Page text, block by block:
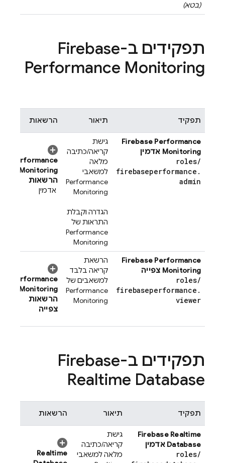
(בטא)
תפקידים ב-Firebase
Performance Monitoring
תפקיד תיאור הרשאות
Firebase Performance
Monitoring אדמין
roles/
firebaseperformance .
admin
גישת
קריאה/כתיבה
מלאה
למשאבי
Performance
Monitoring
הגדרה וקבלת
התראות של
Performance
Monitoring
Performance
Monitoring
הרשאות
אדמין
Firebase Performance
Monitoring צפייה
roles/
firebaseperformance .
viewer
הרשאת
קריאה בלבד
למשאבים של
Performance
Monitoring
Performance
Monitoring
הרשאות
צפייה
תפקידים ב-Firebase
Realtime Database
תפקיד תיאור הרשאות
Firebase Realtime
Database אדמין
roles/
גישת
קריאה/כתיבה
מלאה למשאבי
Realtime